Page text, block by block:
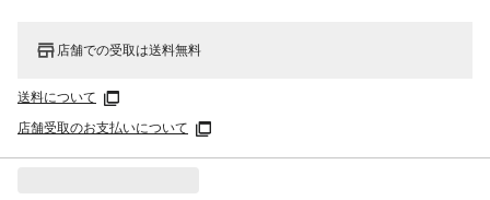
店舗での受取は送料無料
送料について
店舗受取のお支払いについて